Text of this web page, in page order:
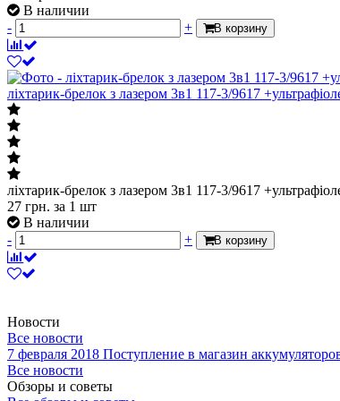
В наличии
-
+ В корзину
ліхтарик-брелок з лазером 3в1 117-3/9617
ліхтарик-брелок з лазером 3в1 117-3/9617
27 грн. за 1 шт
В наличии
-
+ В корзину
Новости
Все новости
7 февраля 2018 Поступление в магазин
Все новости
Обзоры и советы